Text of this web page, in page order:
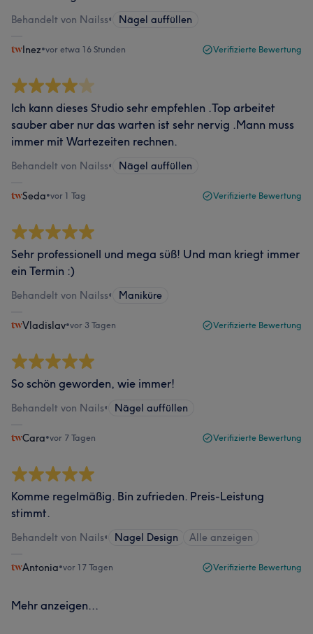
Behandelt von Nailss• Nägel auffüllen
Inez•vor etwa 16 Stunden Verifizierte Bewertung
Ich kann dieses Studio sehr empfehlen .Top arbeitet
sauber aber nur das warten ist sehr nervig .Mann muss
immer mit Wartezeiten rechnen.
Behandelt von Nailss• Nägel auffüllen
Seda•vor 1 Tag Verifizierte Bewertung
Sehr professionell und mega süß! Und man kriegt immer
ein Termin :)
Behandelt von Nailss• Maniküre
Vladislav•vor 3 Tagen Verifizierte Bewertung
So schön geworden, wie immer!
Behandelt von Nails• Nägel auffüllen
Cara•vor 7 Tagen Verifizierte Bewertung
Komme regelmäßig. Bin zufrieden. Preis-Leistung
stimmt.
Behandelt von Nails• Nagel Design Alle anzeigen
Antonia•vor 17 Tagen Verifizierte Bewertung
Mehr anzeigen...